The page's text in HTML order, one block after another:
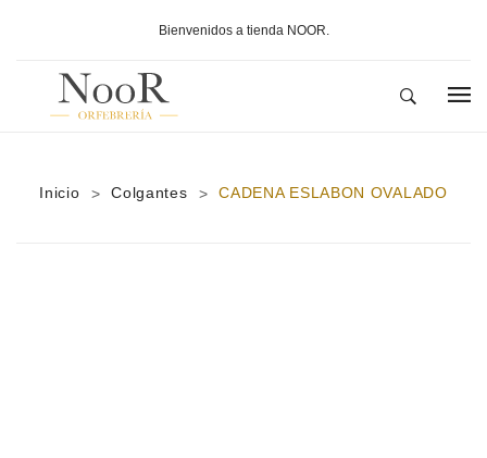
Bienvenidos a tienda NOOR.
SOBRE NOOR
Inicio > Colgantes > CADENA ESLABON OVALADO